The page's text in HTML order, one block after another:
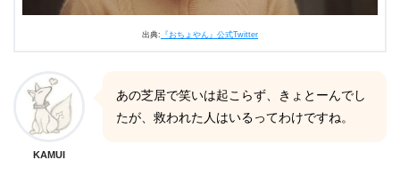
出典: 『おちょやん』公式Twitter
KAMUI
あの芝居で笑いは起こらず、きょとーんでし
たが、救われた人はいるってわけですね。